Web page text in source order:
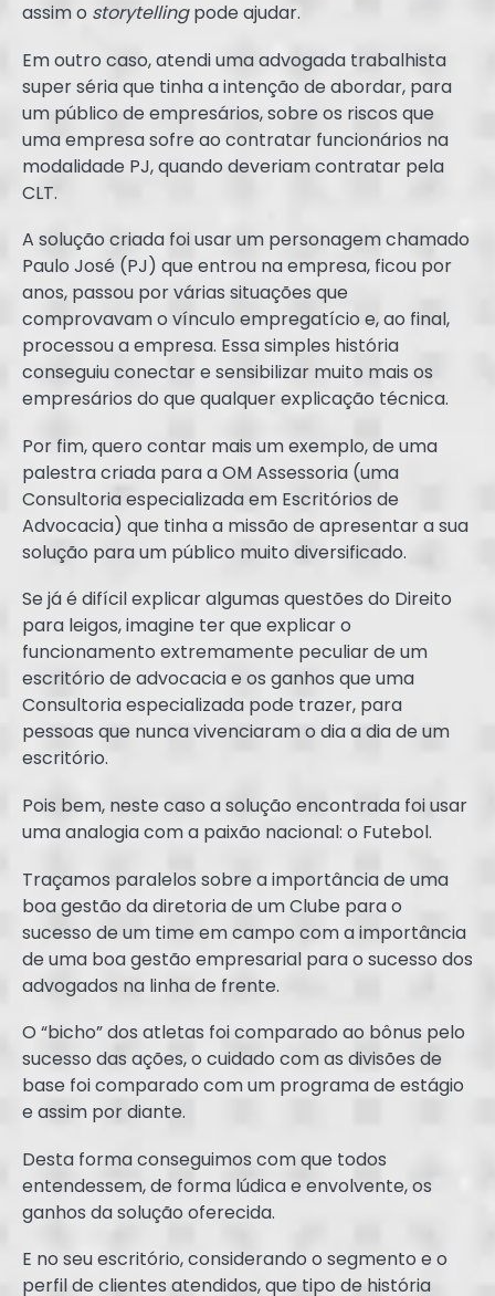
assim o storytellingpode ajudar.
Em outro caso, atendi uma advogada trabalhista
super séria que tinha a intenção de abordar, para
um público de empresários, sobre os riscos que
uma empresa sofre ao contratar funcionários na
modalidade PJ, quando deveriam contratar pela
CLT.
A solução criada foi usar um personagem chamado
Paulo José (PJ) que entrou na empresa, ficou por
anos, passou por várias situações que
comprovavam o vínculo empregatício e, ao final,
processou a empresa. Essa simples história
conseguiu conectar e sensibilizar muito mais os
empresários do que qualquer explicação técnica.
Por fim, quero contar mais um exemplo, de uma
palestra criada para a OM Assessoria (uma
Consultoria especializada em Escritórios de
Advocacia) que tinha a missão de apresentar a sua
solução para um público muito diversificado.
Se já é difícil explicar algumas questões do Direito
para leigos, imagine ter que explicar o
funcionamento extremamente peculiar de um
escritório de advocacia e os ganhos que uma
Consultoria especializada pode trazer, para
pessoas que nunca vivenciaram o dia a dia de um
escritório.
Pois bem, neste caso a solução encontrada foi usar
uma analogia com a paixão nacional: o Futebol.
Traçamos paralelos sobre a importância de uma
boa gestão da diretoria de um Clube para o
sucesso de um time em campo com a importância
de uma boa gestão empresarial para o sucesso dos
advogados na linha de frente.
O “bicho” dos atletas foi comparado ao bônus pelo
sucesso das ações, o cuidado com as divisões de
base foi comparado com um programa de estágio
e assim por diante.
Desta forma conseguimos com que todos
entendessem, de forma lúdica e envolvente, os
ganhos da solução oferecida.
E no seu escritório, considerando o segmento e o
perfil de clientes atendidos, que tipo de história